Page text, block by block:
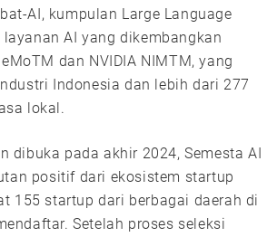
AI, kumpulan Large Language
AI yang dikembangkan
dan NVIDIA NIMTM, yang
Indonesia dan lebih dari 277
lokal.
dibuka pada akhir 2024, Semesta AI
positif dari ekosistem startup
155 startup dari berbagai daerah di
Setelah proses seleksi